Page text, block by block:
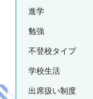
進学
勉強
不登校タイプ
学校生活
出席扱い制度